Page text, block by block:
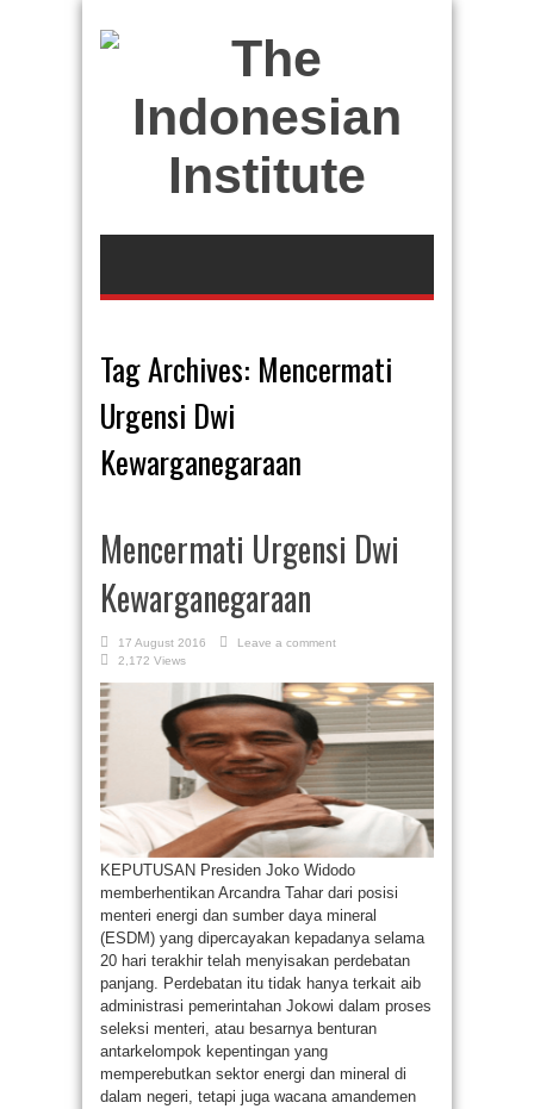
Tag Archives: Mencermati
Urgensi Dwi
Kewarganegaraan
Mencermati Urgensi Dwi
Kewarganegaraan
17 August 2016
Leave a comment
2,172 Views
KEPUTUSAN Presiden Joko Widodo
memberhentikan Arcandra Tahar dari posisi
menteri energi dan sumber daya mineral
(ESDM) yang dipercayakan kepadanya selama
20 hari terakhir telah menyisakan perdebatan
panjang. Perdebatan itu tidak hanya terkait aib
administrasi pemerintahan Jokowi dalam proses
seleksi menteri, atau besarnya benturan
antarkelompok kepentingan yang
memperebutkan sektor energi dan mineral di
dalam negeri, tetapi juga wacana amandemen